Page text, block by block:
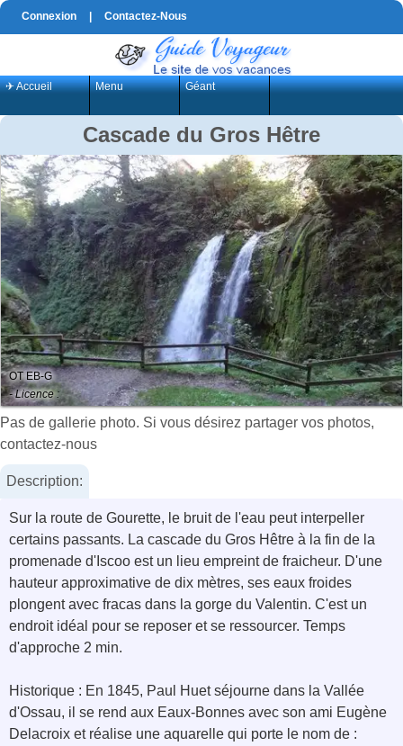
Connexion Contactez-Nous
✈ Accueil Menu Géant
Cascade du Gros Hêtre
OT EB-G
- Licence :
Pas de gallerie photo. Si vous désirez partager vos photos,
contactez-nous
Description:
Sur la route de Gourette, le bruit de l'eau peut interpeller
certains passants. La cascade du Gros Hêtre à la fin de la
promenade d'Iscoo est un lieu empreint de fraicheur. D'une
hauteur approximative de dix mètres, ses eaux froides
plongent avec fracas dans la gorge du Valentin. C'est un
endroit idéal pour se reposer et se ressourcer. Temps
d'approche 2 min.
Historique : En 1845, Paul Huet séjourne dans la Vallée
d'Ossau, il se rend aux Eaux-Bonnes avec son ami Eugène
Delacroix et réalise une aquarelle qui porte le nom de :